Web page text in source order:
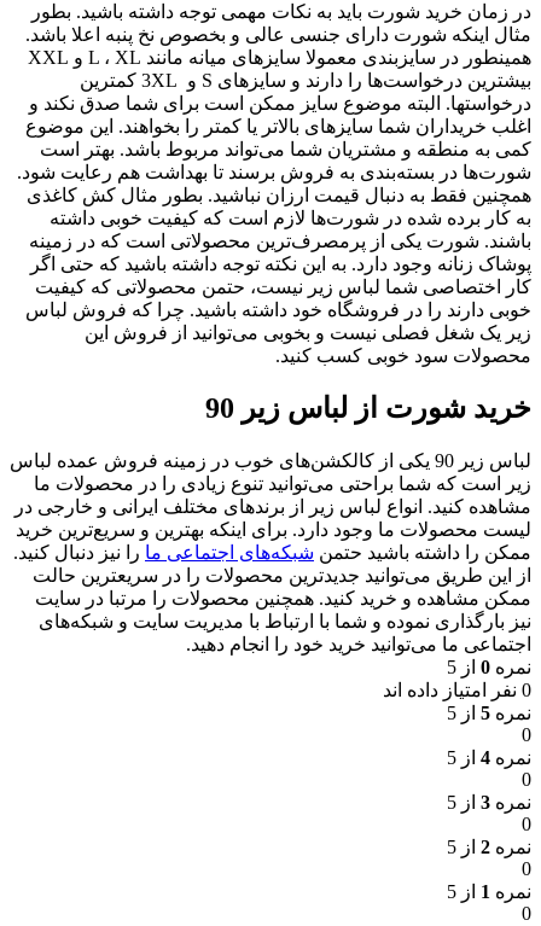
در زمان خرید شورت باید به نکات مهمی توجه داشته باشید. بطور
مثال اینکه شورت دارای جنسی عالی و بخصوص نخ پنبه اعلا باشد.
همینطور در سایزبندی معمولا سایزهای میانه مانند L ، XL و XXL
بیشترین درخواست‌ها را دارند و سایزهای S و 3XL کمترین
درخواستها. البته موضوع سایز ممکن است برای شما صدق نکند و
اغلب خریداران شما سایزهای بالاتر یا کمتر را بخواهند. این موضوع
کمی به منطقه و مشتریان شما می‌تواند مربوط باشد. بهتر است
شورت‌ها در بسته‌بندی به فروش برسند تا بهداشت هم رعایت شود.
همچنین فقط به دنبال قیمت ارزان نباشید. بطور مثال کش کاغذی
به کار برده شده در شورت‌ها لازم است که کیفیت خوبی داشته
باشند. شورت یکی از پرمصرف‌ترین محصولاتی است که در زمینه
پوشاک زنانه وجود دارد. به این نکته توجه داشته باشید که حتی اگر
کار اختصاصی شما لباس زیر نیست، حتمن محصولاتی که کیفیت
خوبی دارند را در فروشگاه خود داشته باشید. چرا که فروش لباس
زیر یک شغل فصلی نیست و بخوبی می‌توانید از فروش این
محصولات سود خوبی کسب کنید.
خرید شورت از لباس زیر 90
لباس زیر 90 یکی از کالکشن‌های خوب در زمینه فروش عمده لباس
زیر است که شما براحتی می‌توانید تنوع زیادی را در محصولات ما
مشاهده کنید. انواع لباس زیر از برندهای مختلف ایرانی و خارجی در
لیست محصولات ما وجود دارد. برای اینکه بهترین و سریع‌ترین خرید
ممکن را داشته باشید حتمن شبکه‌های اجتماعی ما را نیز دنبال کنید.
از این طریق می‌توانید جدیدترین محصولات را در سریعترین حالت
ممکن مشاهده و خرید کنید. همچنین محصولات را مرتبا در سایت
نیز بارگذاری نموده و شما با ارتباط با مدیریت سایت و شبکه‌های
اجتماعی ما می‌توانید خرید خود را انجام دهید.
نمره 0 از 5
0 نفر امتیاز داده اند
نمره 5 از 5
0
نمره 4 از 5
0
نمره 3 از 5
0
نمره 2 از 5
0
نمره 1 از 5
0